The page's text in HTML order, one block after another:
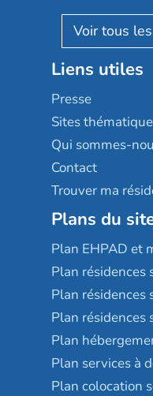
Reseda
Stella
Les villages d'or
Sérénys
Résidences
Résidalya
Groupe aplus
AGE D'OR
Liens utiles
Presse
Sites
Qui sommes-
Contact
Trouver ma
Plans du
Plan EHPAD et
Plan résidences
Plan résidences
Plan résidences
Plan
Plan services à
Plan colocation